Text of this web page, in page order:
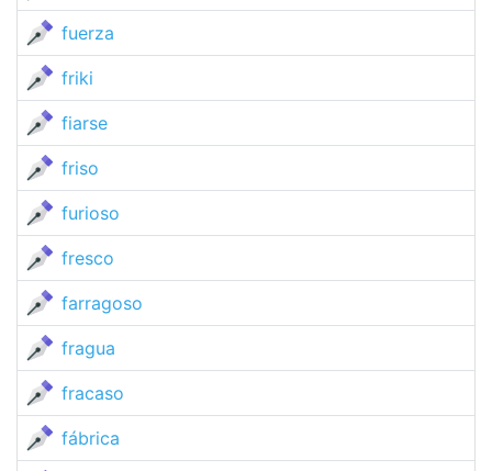
fuerza
friki
fiarse
friso
furioso
fresco
farragoso
fragua
fracaso
fábrica